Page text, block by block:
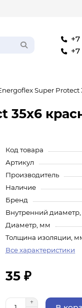
Super
35х6
Код товара
Артикул
Производитель
Наличие
Бренд
Внутренний
Диаметр, мм
Толщина изоляции,
Все характеристики
35 ₽